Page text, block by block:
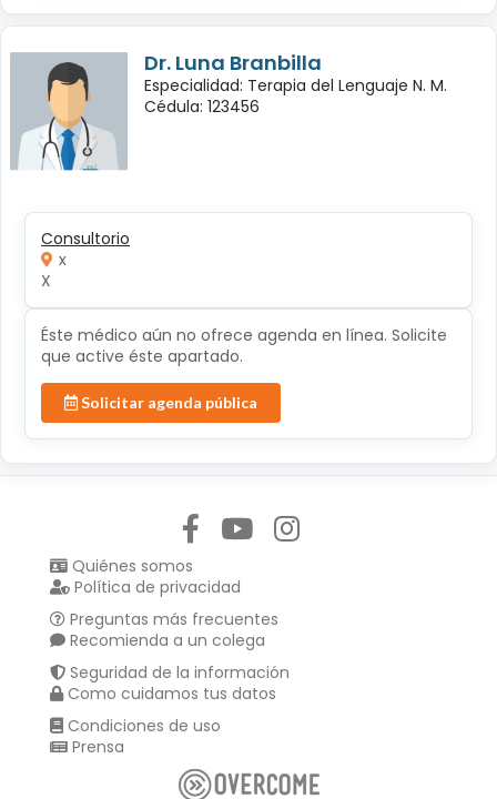
Dr. Luna Branbilla
Especialidad: Terapia del Lenguaje N. M.
Cédula: 123456
Consultorio
x
X
Éste médico aún no ofrece agenda en línea. Solicite
que active éste apartado.
Solicitar agenda pública
Quiénes somos
Política de privacidad
Preguntas más frecuentes
Recomienda a un colega
Seguridad de la información
Como cuidamos tus datos
Condiciones de uso
Prensa